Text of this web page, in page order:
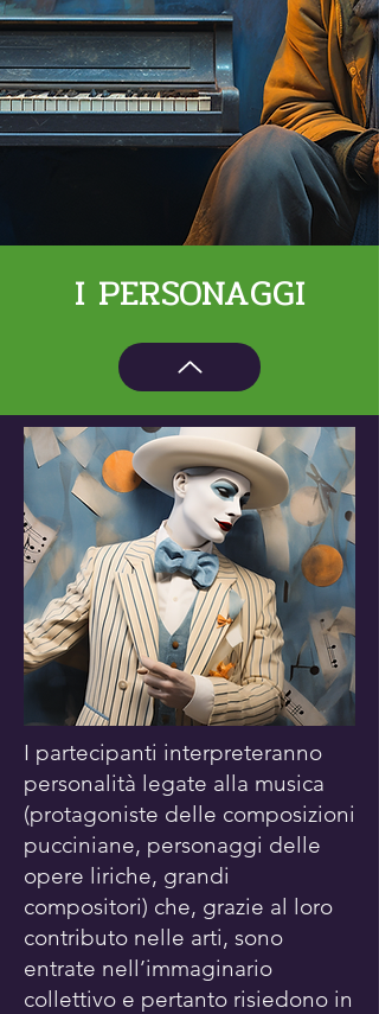
I PERSONAGGI
I partecipanti interpreteranno
personalità legate alla musica
(protagoniste delle composizioni
pucciniane, personaggi delle
opere liriche, grandi
compositori) che, grazie al loro
contributo nelle arti, sono
entrate nell’immaginario
collettivo e pertanto risiedono in